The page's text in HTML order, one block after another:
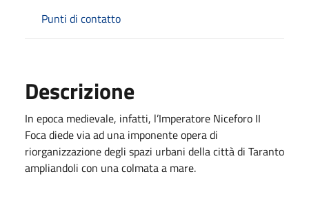
Punti di contatto
Descrizione
In epoca medievale, infatti, l’Imperatore Niceforo II
Foca diede via ad una imponente opera di
riorganizzazione degli spazi urbani della città di Taranto
ampliandoli con una colmata a mare.